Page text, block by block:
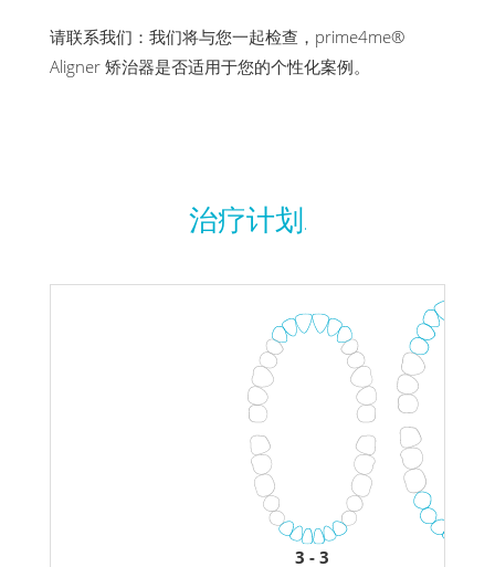
请联系我们：我们将与您一起检查，prime4me®
Aligner 矫治器是否适用于您的个性化案例。
治疗计划.
3 - 3